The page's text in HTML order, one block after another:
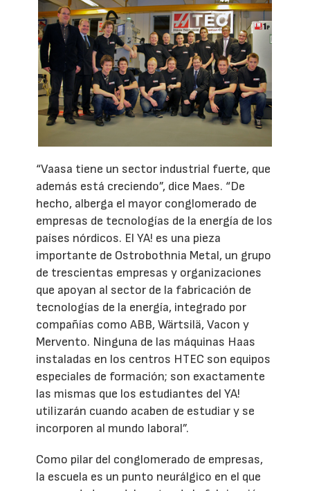
“Vaasa tiene un sector industrial fuerte, que
además está creciendo”, dice Maes. “De
hecho, alberga el mayor conglomerado de
empresas de tecnologías de la energía de los
países nórdicos. El YA! es una pieza
importante de Ostrobothnia Metal, un grupo
de trescientas empresas y organizaciones
que apoyan al sector de la fabricación de
tecnologías de la energía, integrado por
compañías como ABB, Wärtsilä, Vacon y
Mervento. Ninguna de las máquinas Haas
instaladas en los centros HTEC son equipos
especiales de formación; son exactamente
las mismas que los estudiantes del YA!
utilizarán cuando acaben de estudiar y se
incorporen al mundo laboral”.
Como pilar del conglomerado de empresas,
la escuela es un punto neurálgico en el que